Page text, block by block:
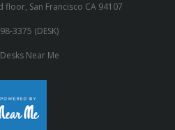
floor, San Francisco CA 94107
3375 (DESK)
Near Me